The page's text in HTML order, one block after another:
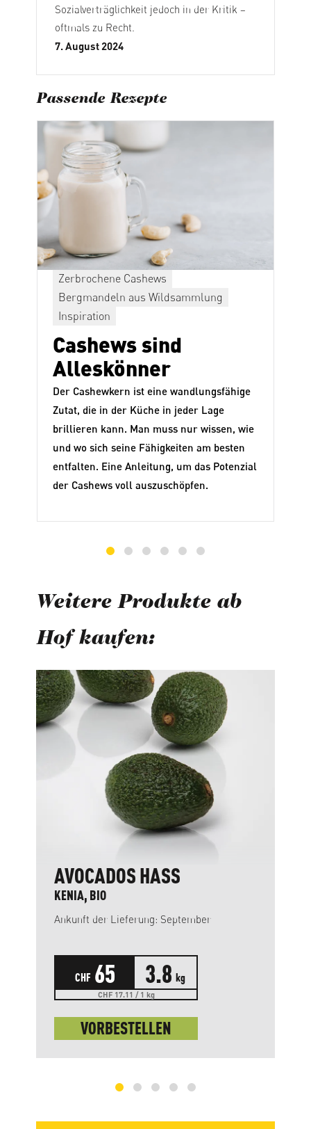
Sozialverträglichkeit jedoch in der Kritik –
oftmals zu Recht.
7. August 2024
Passende Rezepte
Zerbrochene Cashews
Bergmandeln aus Wildsammlung
Inspiration
Cashews sind
Alleskönner
Der Cashewkern ist eine wandlungsfähige
Zutat, die in der Küche in jeder Lage
brillieren kann. Man muss nur wissen, wie
und wo sich seine Fähigkeiten am besten
entfalten. Eine Anleitung, um das Potenzial
der Cashews voll auszuschöpfen.
Weitere Produkte ab
Hof kaufen:
Produktgalerie überspringen
AVOCADOS HASS
KENIA, BIO
Ankunft der Lieferung: September
CHF 65 3.8 kg
CHF 17.11 / 1 kg
VORBESTELLEN